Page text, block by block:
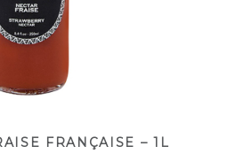
FRANÇAISE – 1L